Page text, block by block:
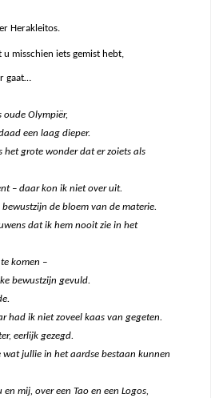
Herakleitos.
misschien iets gemist hebt,
gaat…
oude Olympiër,
een laag dieper.
het grote wonder dat er zoiets als
– daar kon ik niet over uit.
de bloem van de materie.
dat ik hem nooit zie in het
komen –
bewustzijn gevuld.
had ik niet zoveel kaas van gegeten.
eerlijk gezegd.
wat jullie in het aardse bestaan kunnen
en mij, over een Tao en een Logos,